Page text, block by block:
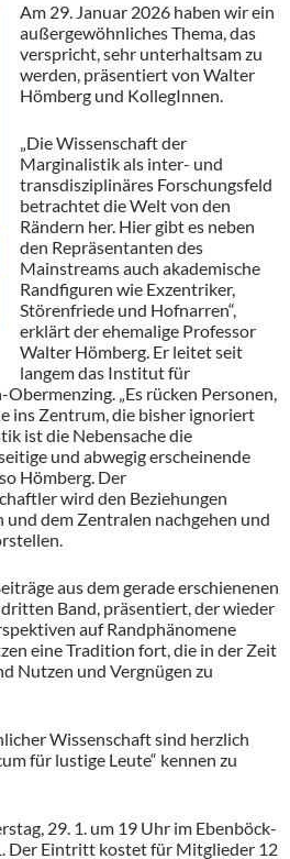
Am 29. Januar 2026 haben wir ein
außergewöhnliches Thema, das
verspricht, sehr unterhaltsam zu
werden, präsentiert von Walter
Hömberg und KollegInnen.
„Die Wissenschaft der
Marginalistik als inter- und
transdisziplinäres Forschungsfeld
betrachtet die Welt von den
Rändern her. Hier gibt es neben
den Repräsentanten des
Mainstreams auch akademische
Randfiguren wie Exzentriker,
Störenfriede und Hofnarren“,
erklärt der ehemalige Professor
Walter Hömberg. Er leitet seit
langem das Institut für
„Es rücken Personen,
ins Zentrum, die bisher ignoriert
ist die Nebensache die
und abwegig erscheinende
Hömberg. Der
wird den Beziehungen
dem Zentralen nachgehen und
aus dem gerade erschienenen
Band, präsentiert, der wieder
auf Randphänomene
eine Tradition fort, die in der Zeit
Nutzen und Vergnügen zu
Wissenschaft sind herzlich
für lustige Leute“ kennen zu
29. 1. um 19 Uhr im Ebenböck-
Der Eintritt kostet für Mitglieder 12